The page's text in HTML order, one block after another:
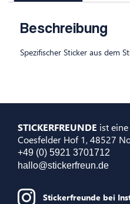
Beschreibung
Spezifischer Sticker aus dem
STICKERFREUNDE ist
Coesfelder Hof 1, 48527
+49 (0) 5921 3701712
hallo@stickerfreun.de
Stickerfreunde bei